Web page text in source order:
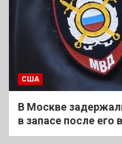
США
В Москве
в запасе после его